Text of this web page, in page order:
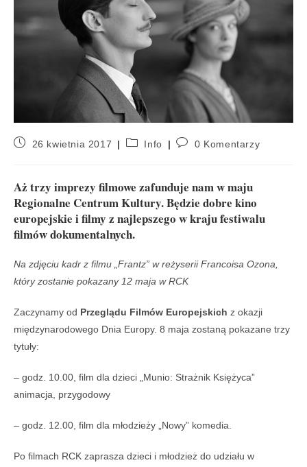
26 kwietnia 2017 Info 0 Komentarzy
Aż trzy imprezy filmowe zafunduje nam w maju
Regionalne Centrum Kultury. Będzie dobre kino
europejskie i filmy z najlepszego w kraju festiwalu
filmów dokumentalnych.
Na zdjęciu kadr z filmu „Frantz” w reżyserii Francoisa Ozona,
który zostanie pokazany 12 maja w RCK
Zaczynamy od Przeglądu Filmów Europejskich z okazji
międzynarodowego Dnia Europy. 8 maja zostaną pokazane trzy
tytuły:
– godz. 10.00, film dla dzieci „Munio: Strażnik Księżyca”
animacja, przygodowy
– godz. 12.00, film dla młodzieży „Nowy” komedia.
Po filmach RCK zaprasza dzieci i młodzież do udziału w